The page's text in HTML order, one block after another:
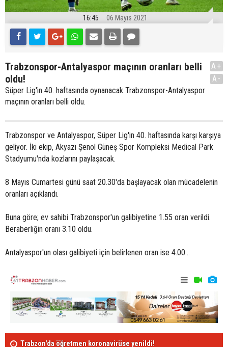
16:45 06 Mayıs 2021
Trabzonspor-Antalyaspor maçının oranları belli
oldu!
Süper Lig'in 40. haftasında oynanacak Trabzonspor-Antalyaspor
maçının oranları belli oldu.
A+
A-
Trabzonspor ve Antalyaspor, Süper Lig'in 40. haftasında karşı karşıya
geliyor. İki ekip, Akyazı Şenol Güneş Spor Kompleksi Medical Park
Stadyumu'nda kozlarını paylaşacak.
8 Mayıs Cumartesi günü saat 20.30'da başlayacak olan mücadelenin
oranları açıklandı.
Buna göre; ev sahibi Trabzonspor'un galibiyetine 1.55 oran verildi.
Beraberliğin oranı 3.10 oldu.
Antalyaspor'un olası galibiyeti için belirlenen oran ise 4.00...
Yusuf ve Burak’tan sürpriz transfer önerisi! Berat